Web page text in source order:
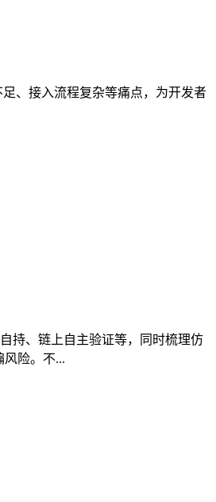
、接入流程复杂等痛点，为开发者
持、链上自主验证等，同时梳理仿
险。不...